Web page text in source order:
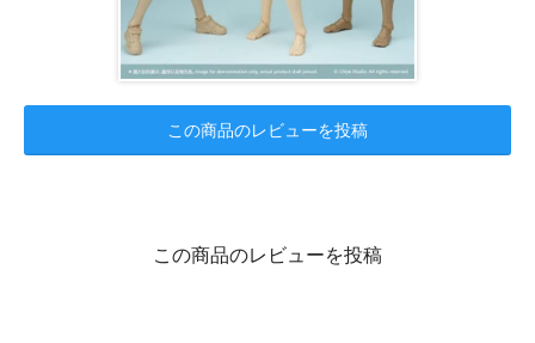
この商品のレビューを投稿
この商品のレビューを投稿